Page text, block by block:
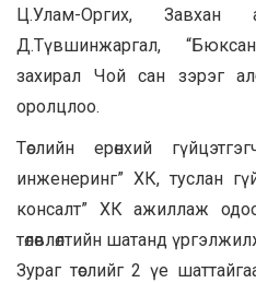
Ц.Улам-Оргих, Завхан
Д.Түвшинжаргал,
захирал Чой сан зэрэг
оролцлоо.
Төслийн ерөнхий
инженеринг” ХК, туслан
консалт” ХК ажиллаж
төлөвлөлтийн шатанд
Зураг төслийг 2 үе